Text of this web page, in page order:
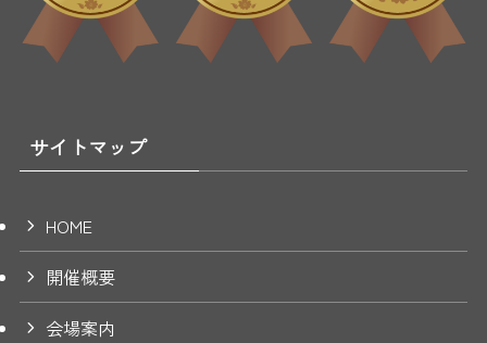
サイトマップ
HOME
開催概要
会場案内